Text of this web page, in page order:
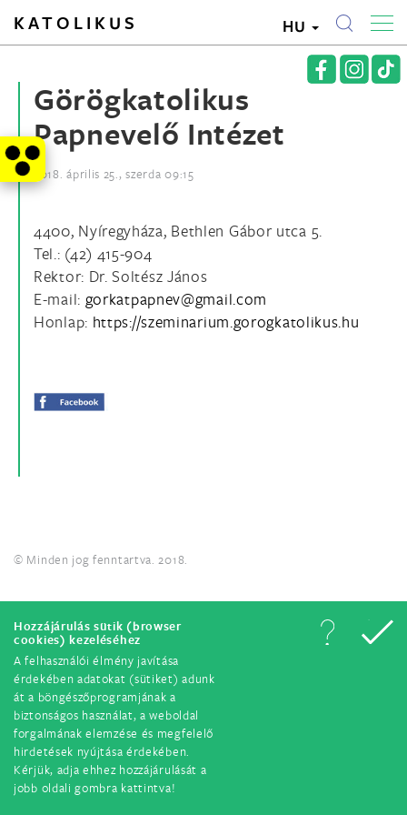
Hozzájárulás sütik (browser
cookies) kezeléséhez
A felhasználói élmény javítása
érdekében adatokat (sütiket) adunk
át a böngészőprogramjának a
biztonságos használat, a weboldal
forgalmának elemzése és megfelelő
hirdetések nyújtása érdekében.
Kérjük, adja ehhez hozzájárulását a
jobb oldali gombra kattintva!
KATOLIKUS HU
Görögkatolikus
Papnevelő Intézet
2018. április 25., szerda 09:15
4400, Nyíregyháza, Bethlen Gábor utca 5.
Tel.: (42) 415-904
Rektor: Dr. Soltész János
E-mail:
Honlap: https://szeminarium.gorogkatolikus.hu
© Minden jog fenntartva. 2018.